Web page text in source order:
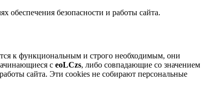
безопасности и работы сайта.
к функциональным и строго необходимым, они
с eoLCzs, либо совпадающие со значением
сайта. Эти cookies не собирают персональные